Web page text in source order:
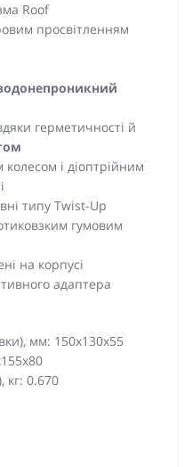
Roof
просвітленням
герметичності й
і діоптрійним
типу Twist-Up
гумовим
на корпусі
адаптера
мм: 150х130x55
кг: 0.670